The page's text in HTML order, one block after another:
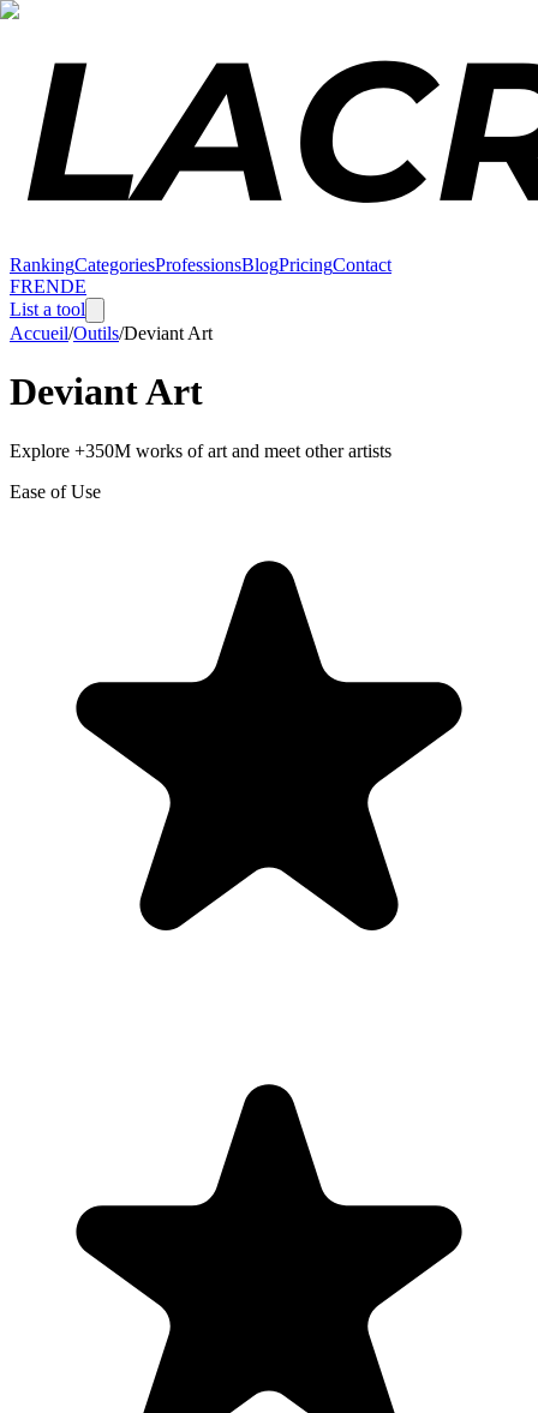
RankingCategoriesProfessionsBlogPricingContact
FRENDE
List a tool
Accueil/Outils/Deviant Art
Deviant Art
Explore +350M works of art and meet other artists
Ease of Use